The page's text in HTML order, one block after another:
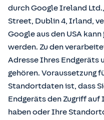
durch Google Ireland
Street, Dublin 4, Irland,
Google aus den USA
werden. Zu den
Adresse Ihres Endgeräts
gehören. Voraussetzung
Standortdaten ist, dass
Endgeräts den Zugriff
haben oder Ihre